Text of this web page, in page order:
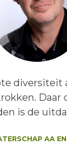
diversiteit
Daar
is de
AA